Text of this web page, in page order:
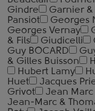
Gindre
Garnier &
Pansiot
Georges
Georges Vernay
& Fils
Giudicelli
Guy BOCARD
& Gilles Buisson
Hubert Lamy
Huet
Jacques
Grivot
Jean
Jean-Marc &